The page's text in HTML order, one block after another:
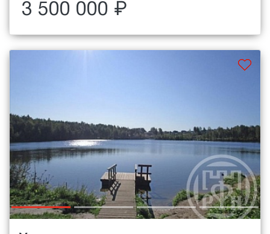
3 500 000 ₽